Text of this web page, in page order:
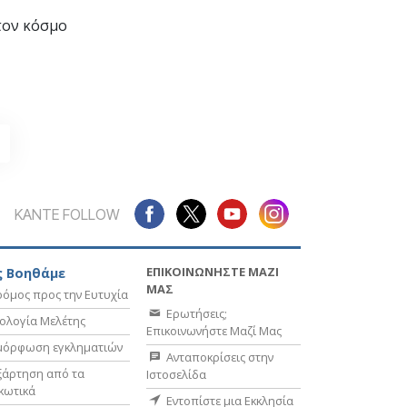
κόσμο
ΚΑΝΤΕ FOLLOW
Βοηθάμε
προς την Ευτυχία
Μελέτης
εγκληματιών
από τα
ΕΠΙΚΟΙΝΩΝΗΣΤΕ ΜΑΖΙ
ΜΑΣ
Ερωτήσεις;
Επικοινωνήστε Μαζί Μας
Ανταποκρίσεις στην
Ιστοσελίδα
Εντοπίστε μια Εκκλησία